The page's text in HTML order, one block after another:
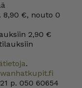
8,90 €, nouto 0
2,90 €
.
p. 050 60654